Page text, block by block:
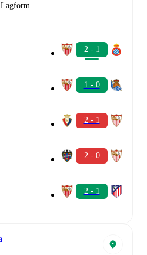
Lagform
2 - 1
1 - 0
2 - 1
2 - 0
2 - 1